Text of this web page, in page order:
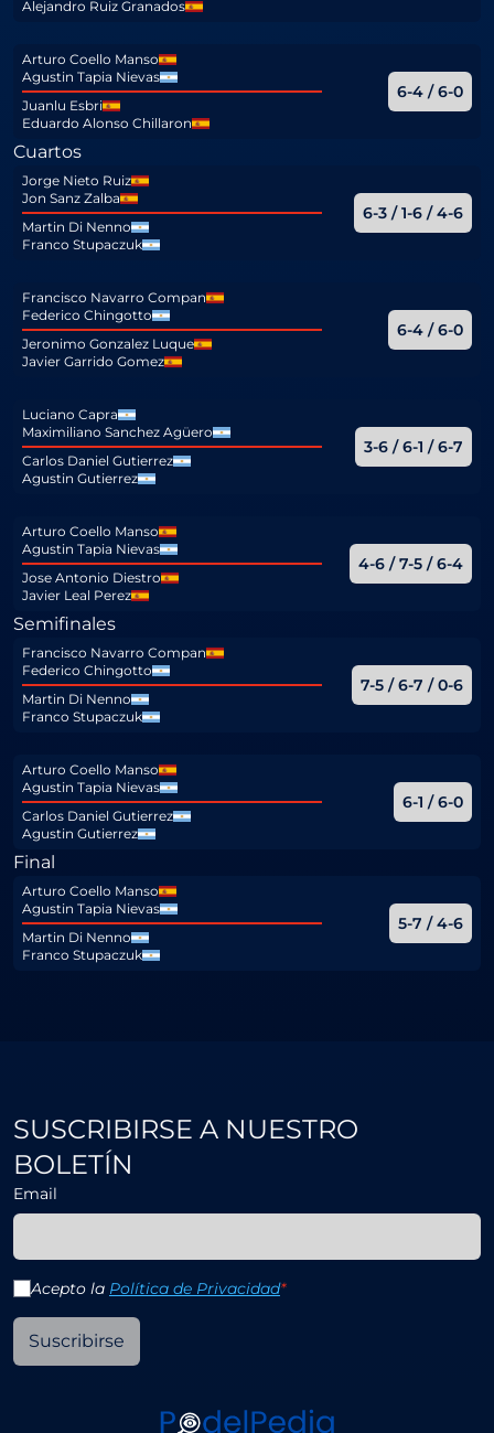
Alejandro Ruiz Granados
Arturo Coello Manso
Agustin Tapia Nievas
Juanlu Esbri
Eduardo Alonso Chillaron
6-4 / 6-0
Cuartos
Jorge Nieto Ruiz
Jon Sanz Zalba
Martin Di Nenno
Franco Stupaczuk
6-3 / 1-6 / 4-6
Francisco Navarro Compan
Federico Chingotto
Jeronimo Gonzalez Luque
Javier Garrido Gomez
6-4 / 6-0
Luciano Capra
Maximiliano Sanchez Agüero
Carlos Daniel Gutierrez
Agustin Gutierrez
3-6 / 6-1 / 6-7
Arturo Coello Manso
Agustin Tapia Nievas
Jose Antonio Diestro
Javier Leal Perez
4-6 / 7-5 / 6-4
Semifinales
Francisco Navarro Compan
Federico Chingotto
Martin Di Nenno
Franco Stupaczuk
7-5 / 6-7 / 0-6
Arturo Coello Manso
Agustin Tapia Nievas
Carlos Daniel Gutierrez
Agustin Gutierrez
6-1 / 6-0
Final
Arturo Coello Manso
Agustin Tapia Nievas
Martin Di Nenno
Franco Stupaczuk
5-7 / 4-6
SUSCRIBIRSE A NUESTRO
BOLETÍN
Email
Acepto la Política de Privacidad*
Suscribirse